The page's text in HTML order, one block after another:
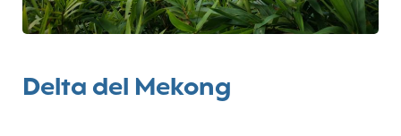
Delta del Mekong